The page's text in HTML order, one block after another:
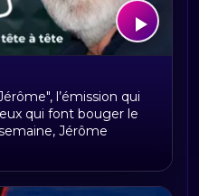
l’émission qui
qui font bouger le
Jérôme